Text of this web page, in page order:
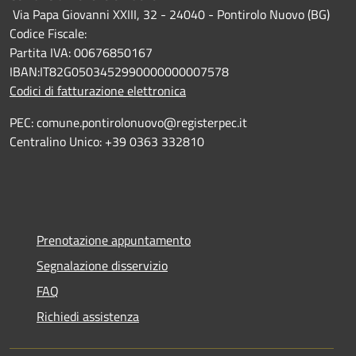
Via Papa Giovanni XXIII, 32 - 24040 - Pontirolo Nuovo (BG)
Codice Fiscale:
Partita IVA: 00676850167
IBAN:IT82G0503452990000000007578
Codici di fatturazione elettronica
PEC: comune.pontirolonuovo@registerpec.it
Centralino Unico: +39 0363 332810
Prenotazione appuntamento
Segnalazione disservizio
FAQ
Richiedi assistenza